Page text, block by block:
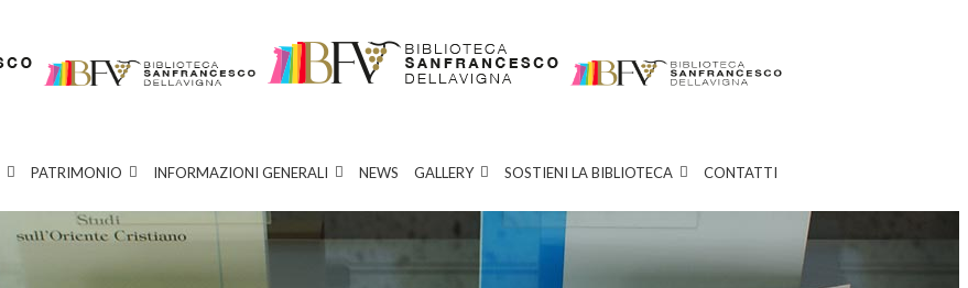
PATRIMONIO INFORMAZIONI GENERALI NEWS GALLERY SOSTIENI LA BIBLIOTECA CONTATTI